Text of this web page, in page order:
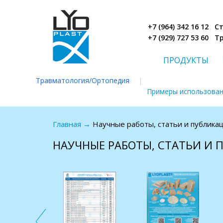
Травматология/Ортопедия |
+7 (964) 342 16 12
+7 (929) 727 53 60
ПРОДУКТЫ
Примеры
Главная → Научные работы, статьи и
НАУЧНЫЕ РАБОТЫ, СТАТЬИ И